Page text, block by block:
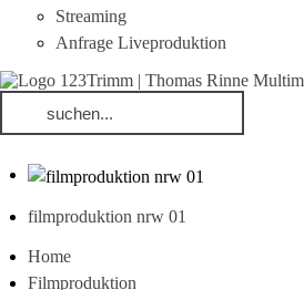
Streaming
Anfrage Liveproduktion
filmproduktion nrw 01
Home
Filmproduktion